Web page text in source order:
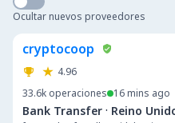
Ocultar nuevos proveedores
cryptocoop
4.96
33.6k operaciones 16 mins ago
Bank Transfer · Reino